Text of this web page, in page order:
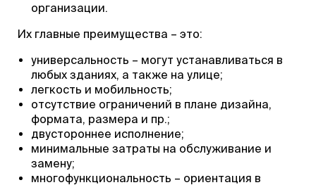
организации.
Их главные преимущества – это:
универсальность – могут устанавливаться в
любых зданиях, а также на улице;
легкость и мобильность;
отсутствие ограничений в плане дизайна,
формата, размера и пр.;
двустороннее исполнение;
минимальные затраты на обслуживание и
замену;
многофункциональность – ориентация в